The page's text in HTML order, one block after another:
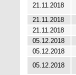
21.11.2018
21.11.2018
21.11.2018
05.12.2018
05.12.2018
05.12.2018